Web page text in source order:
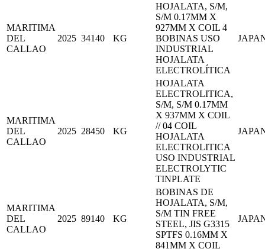
MARITIMA
DEL
CALLAO
2025 34140 KG
HOJALATA, S/M,
S/M 0.17MM X
927MM X COIL 4
BOBINAS USO
INDUSTRIAL
HOJALATA
ELECTROLÍTICA
MARITIMA
DEL
CALLAO
2025 28450 KG
HOJALATA
ELECTROLITICA,
S/M, S/M 0.17MM
X 937MM X COIL
// 04 COIL
HOJALATA
ELECTROLITICA
USO INDUSTRIAL
ELECTROLYTIC
TINPLATE
MARITIMA
DEL
CALLAO
2025 89140 KG
BOBINAS DE
HOJALATA, S/M,
S/M TIN FREE
STEEL, JIS G3315
SPTFS 0.16MM X
841MM X COIL